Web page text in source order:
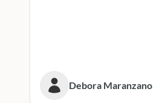
Debora Maranzano